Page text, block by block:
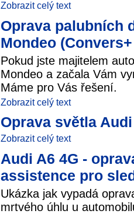
Zobrazit celý text
Oprava palubních
Mondeo
Pokud jste majitelem
Mondeo a začala Vám
Máme pro Vás řešení.
Zobrazit celý text
Oprava světla
Zobrazit celý text
Audi A6 4G -
assistence pro
Ukázka jak vypadá
mrtvého úhlu u